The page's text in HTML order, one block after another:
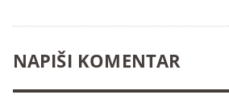
NAPIŠI KOMENTAR